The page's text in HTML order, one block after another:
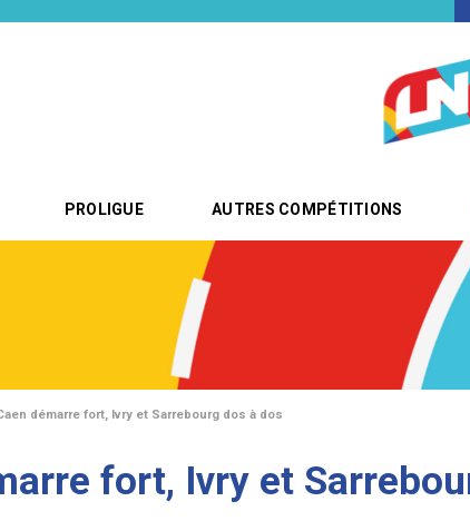
PROLIGUE AUTRES COMPÉTITIONS
démarre fort, Ivry et Sarrebourg dos à dos
fort, Ivry et